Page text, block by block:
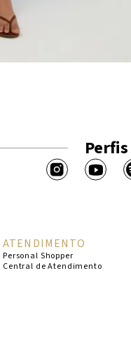
ATENDIMENTO
Personal Shopper
Central de Atendimento